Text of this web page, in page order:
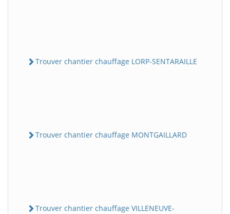
Trouver chantier chauffage LORP-SENTARAILLE
Trouver chantier chauffage MONTGAILLARD
Trouver chantier chauffage VILLENEUVE-